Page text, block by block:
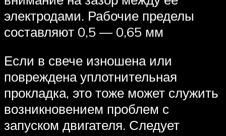
электродами. Рабочие пределы
составляют 0,5 — 0,65 мм
Если в свече изношена или
повреждена уплотнительная
прокладка, это тоже может служить
возникновением проблем с
запуском двигателя. Следует